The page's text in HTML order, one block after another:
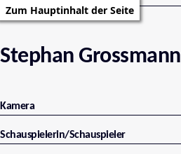
Zum Hauptinhalt der Seite
Stephan Grossmann
Kamera
Schauspielerin/Schauspieler